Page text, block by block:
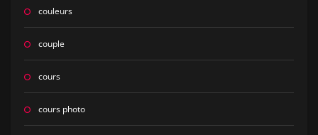
couleurs
couple
cours
cours photo